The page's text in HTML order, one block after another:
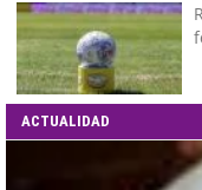
ACTUALIDAD